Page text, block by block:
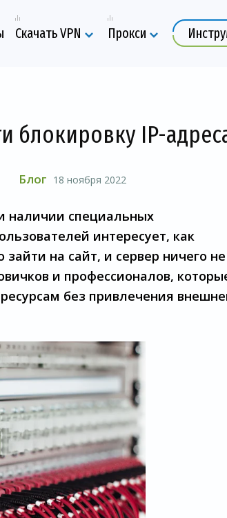
Скачать VPN Прокси
блокировку IP-
Блог 18 ноября 2022
наличии специальных
интересует, как
на сайт, и сервер ничего не
и профессионалов,
без привлечения